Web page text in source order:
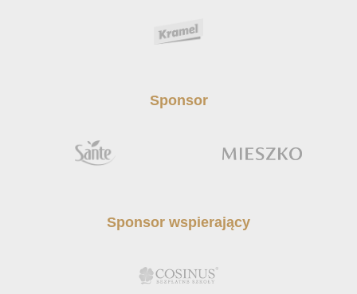
Sponsor
Sponsor wspierający